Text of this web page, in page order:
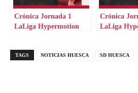
Crónica Jornada 1
LaLiga Hypermotion
Crónica
LaLiga
TAGS NOTICIAS HUESCA SD HUESCA